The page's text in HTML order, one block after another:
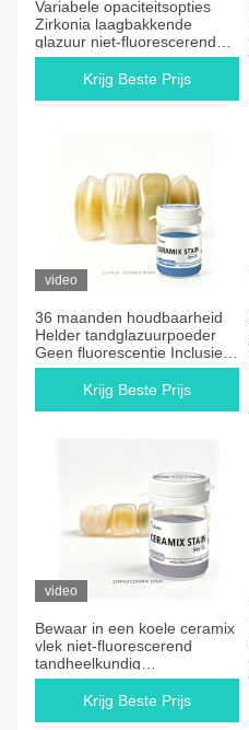
Variabele opaciteitsopties
Zirkonia laagbakkende
glazuur niet-fluorescerend
compatibel met verschillende
tandheelkundige keramiek
Krijg Beste Prijs
video
36 maanden houdbaarheid
Helder tandglazuurpoeder
Geen fluorescentie Inclusief
20 soorten Geoptimaliseerd
voor tandheelkundige
Krijg Beste Prijs
video
Bewaar in een koele ceramix
vlek niet-fluorescerend
tandheelkundig
laagtemperatuur glazuur
geschikt voor langdurige
Krijg Beste Prijs